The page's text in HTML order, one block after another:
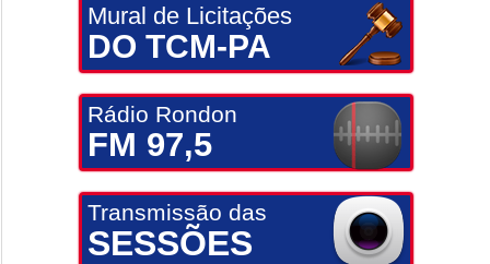
Mural de Licitações
DO TCM-PA
Rádio Rondon
FM 97,5
Transmissão das
SESSÕES